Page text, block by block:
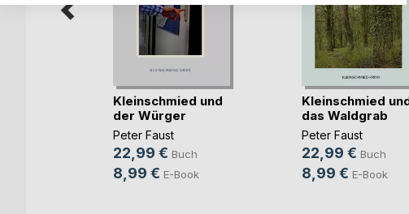
Kleinschmied und
der Würger
Peter Faust
22,99 € Buch
8,99 € E-Book
Kleinschmied
das Waldgrab
Peter Faust
22,99 € Buch
8,99 € E-Book